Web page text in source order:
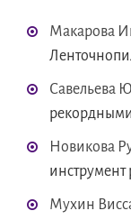
Макарова
Савельева
Новикова
инструмент
Мухин